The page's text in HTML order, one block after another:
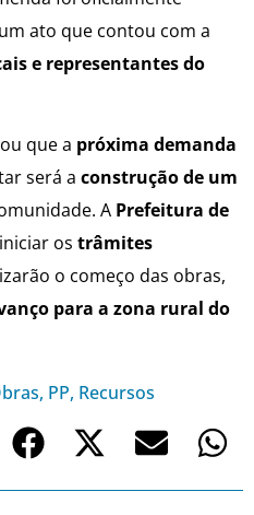
ato que contou com a
e representantes do
que a próxima demanda
será a construção de um
A Prefeitura de
os trâmites
o começo das obras,
para a zona rural do
, PP, Recursos